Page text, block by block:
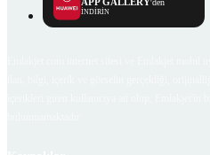
'den
İNDİRİN